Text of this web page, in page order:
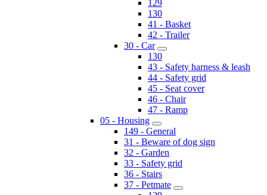
129
130
41 - Basket
42 - Trailer
30 - Car
130
43 - Safety harness & leash
44 - Safety grid
45 - Seat cover
46 - Chair
47 - Ramp
05 - Housing
149 - General
31 - Beware of dog sign
32 - Garden
33 - Safety grid
36 - Stairs
37 - Petmate